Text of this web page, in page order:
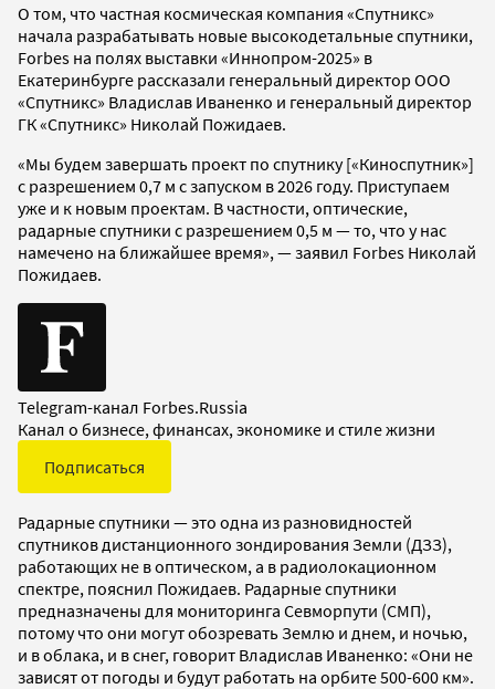
О том, что частная космическая компания «Спутникс»
начала разрабатывать новые высокодетальные спутники,
Forbes на полях выставки «Иннопром-2025» в
Екатеринбурге рассказали генеральный директор ООО
«Спутникс» Владислав Иваненко и генеральный директор
ГК «Спутникс» Николай Пожидаев.
«Мы будем завершать проект по спутнику [«Киноспутник»]
с разрешением 0,7 м с запуском в 2026 году. Приступаем
уже и к новым проектам. В частности, оптические,
радарные спутники с разрешением 0,5 м — то, что у нас
намечено на ближайшее время», — заявил Forbes Николай
Пожидаев.
Telegram-канал Forbes.Russia
Канал о бизнесе, финансах, экономике и стиле жизни
Подписаться
Радарные спутники — это одна из разновидностей
спутников дистанционного зондирования Земли (ДЗЗ),
работающих не в оптическом, а в радиолокационном
спектре, пояснил Пожидаев. Радарные спутники
предназначены для мониторинга Севморпути (СМП),
потому что они могут обозревать Землю и днем, и ночью,
и в облака, и в снег, говорит Владислав Иваненко: «Они не
зависят от погоды и будут работать на орбите 500-600 км».